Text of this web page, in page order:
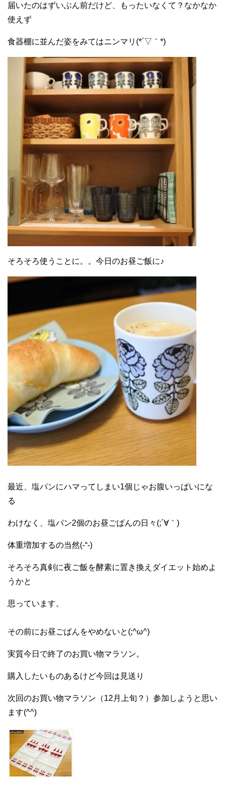
届いたのはずいぶん前だけど、もったいなくて？なかなか
使えず
食器棚に並んだ姿をみてはニンマリ(*´▽｀*)
そろそろ使うことに。。今日のお昼ご飯に♪
最近、塩パンにハマってしまい1個じゃお腹いっぱいにな
る
わけなく、塩パン2個のお昼ごぱんの日々(;´∀｀)
体重増加するの当然(-“-)
そろそろ真剣に夜ご飯を酵素に置き換えダイエット始めよ
うかと
思っています。
その前にお昼ごぱんをやめないと(;^ω^)
実質今日で終了のお買い物マラソン。
購入したいものあるけど今回は見送り
次回のお買い物マラソン（12月上旬？）参加しようと思い
ます(^^)